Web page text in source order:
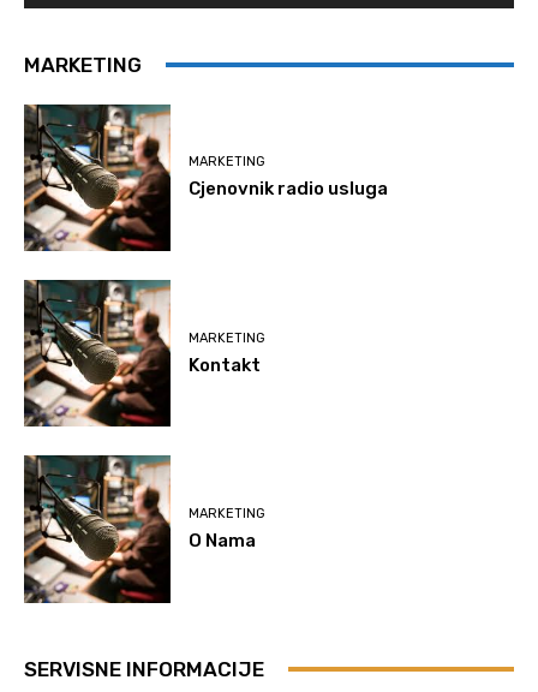
MARKETING
MARKETING
Cjenovnik radio usluga
MARKETING
Kontakt
MARKETING
O Nama
SERVISNE INFORMACIJE